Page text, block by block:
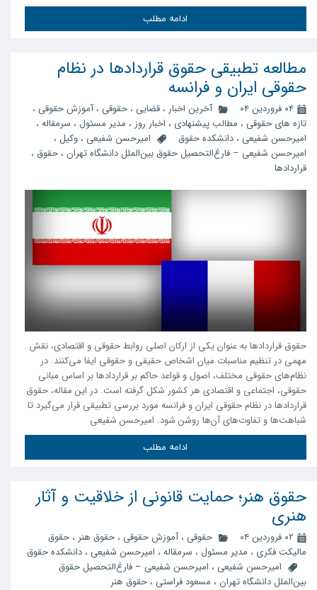
ادامه مطلب
مطالعه تطبیقی حقوق قراردادها در نظام
حقوقی ایران و فرانسه
۰۴ فروردین ۰۴ آخرین اخبار ، قضایی ، حقوقی ،آموزش حقوقی ،
تازه های حقوقی ، مطالب پیشنهادی ، اخبار روز ، مدیر مسئول ، سرمقاله ،
امیرحسن شفیعی ، دانشکده حقوق امیرحسن شفیعی ، وکیل ،
امیرحسن شفیعی – فارغ‌التحصیل حقوق بین‌الملل دانشگاه تهران ، حقوق ،
قراردادها
حقوق قراردادها به عنوان یکی از ارکان اصلی روابط حقوقی و اقتصادی، نقش
مهمی در تنظیم مناسبات میان اشخاص حقیقی و حقوقی ایفا می‌کنند. در
نظام‌های حقوقی مختلف، اصول و قواعد حاکم بر قراردادها بر اساس مبانی
حقوقی، اجتماعی و اقتصادی هر کشور شکل گرفته است. در این مقاله، حقوق
قراردادها در نظام حقوقی ایران و فرانسه مورد بررسی تطبیقی قرار می‌گیرد تا
شباهت‌ها و تفاوت‌های آن‌ها روشن شود. امیرحسن شفیعی
ادامه مطلب
حقوق هنر؛ حمایت قانونی از خلاقیت و آثار
هنری
۰۲ فروردین ۰۴ حقوقی ،آموزش حقوقی ، حقوق هنر ، حقوق
مالیکت فکری ، مدیر مسئول ، سرمقاله ، امیرحسن شفیعی ، دانشکده حقوق
امیرحسن شفیعی ، امیرحسن شفیعی – فارغ‌التحصیل حقوق
بین‌الملل دانشگاه تهران ، مسعود فراستی ، حقوق هنر